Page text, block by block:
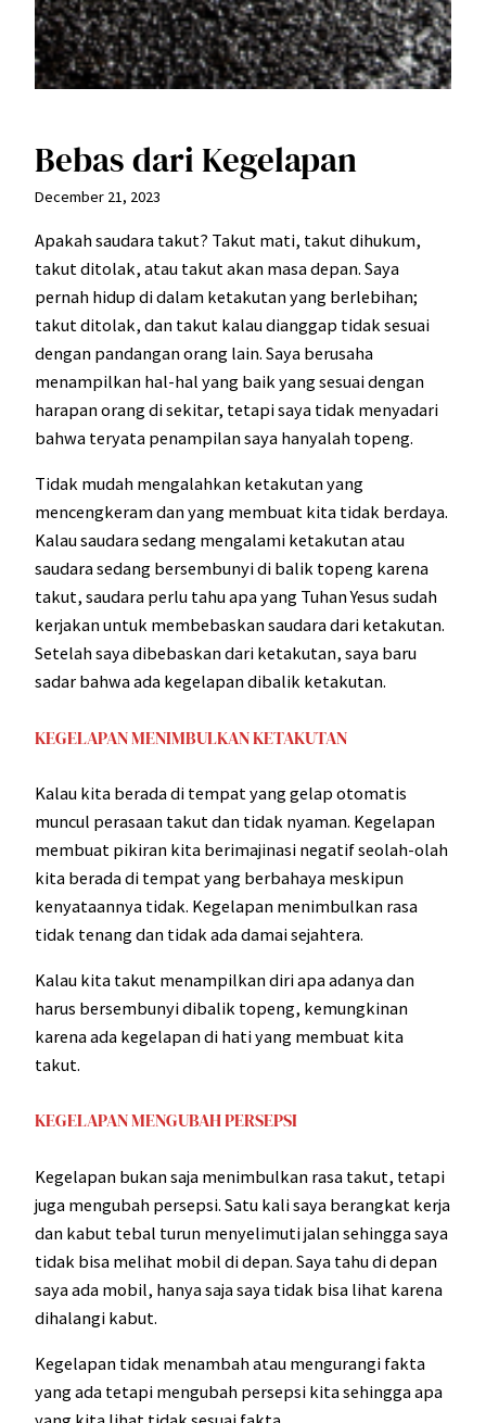
Bebas dari Kegelapan
December 21, 2023
Apakah saudara takut? Takut mati, takut dihukum,
takut ditolak, atau takut akan masa depan. Saya
pernah hidup di dalam ketakutan yang berlebihan;
takut ditolak, dan takut kalau dianggap tidak sesuai
dengan pandangan orang lain. Saya berusaha
menampilkan hal-hal yang baik yang sesuai dengan
harapan orang di sekitar, tetapi saya tidak menyadari
bahwa teryata penampilan saya hanyalah topeng.
Tidak mudah mengalahkan ketakutan yang
mencengkeram dan yang membuat kita tidak berdaya.
Kalau saudara sedang mengalami ketakutan atau
saudara sedang bersembunyi di balik topeng karena
takut, saudara perlu tahu apa yang Tuhan Yesus sudah
kerjakan untuk membebaskan saudara dari ketakutan.
Setelah saya dibebaskan dari ketakutan, saya baru
sadar bahwa ada kegelapan dibalik ketakutan.
KEGELAPAN MENIMBULKAN KETAKUTAN
Kalau kita berada di tempat yang gelap otomatis
muncul perasaan takut dan tidak nyaman. Kegelapan
membuat pikiran kita berimajinasi negatif seolah-olah
kita berada di tempat yang berbahaya meskipun
kenyataannya tidak. Kegelapan menimbulkan rasa
tidak tenang dan tidak ada damai sejahtera.
Kalau kita takut menampilkan diri apa adanya dan
harus bersembunyi dibalik topeng, kemungkinan
karena ada kegelapan di hati yang membuat kita
takut.
KEGELAPAN MENGUBAH PERSEPSI
Kegelapan bukan saja menimbulkan rasa takut, tetapi
juga mengubah persepsi. Satu kali saya berangkat kerja
dan kabut tebal turun menyelimuti jalan sehingga saya
tidak bisa melihat mobil di depan. Saya tahu di depan
saya ada mobil, hanya saja saya tidak bisa lihat karena
dihalangi kabut.
Kegelapan tidak menambah atau mengurangi fakta
yang ada tetapi mengubah persepsi kita sehingga apa